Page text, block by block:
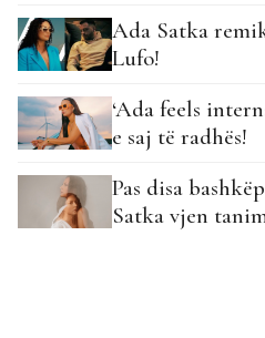
Ada Satka
Lufo!
‘Ada feels
e saj të radhës!
Pas disa
Satka vjen